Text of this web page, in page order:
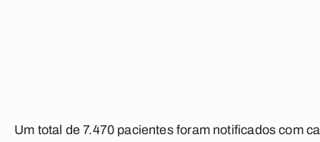
Um total de 7.470 pacientes foram notificados com